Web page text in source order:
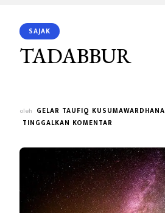
SAJAK
TADABBUR
oleh GELAR TAUFIQ KUSUMAWARDHANA
TINGGALKAN KOMENTAR